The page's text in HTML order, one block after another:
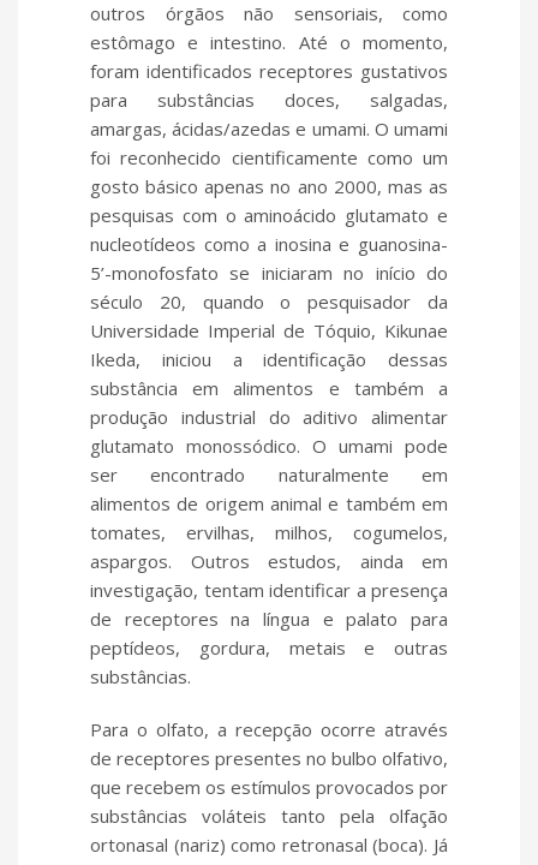
outros órgãos não sensoriais, como
estômago e intestino. Até o momento,
foram identificados receptores gustativos
para substâncias doces, salgadas,
amargas, ácidas/azedas e umami. O umami
foi reconhecido cientificamente como um
gosto básico apenas no ano 2000, mas as
pesquisas com o aminoácido glutamato e
nucleotídeos como a inosina e guanosina-
5’-monofosfato se iniciaram no início do
século 20, quando o pesquisador da
Universidade Imperial de Tóquio, Kikunae
Ikeda, iniciou a identificação dessas
substância em alimentos e também a
produção industrial do aditivo alimentar
glutamato monossódico. O umami pode
ser encontrado naturalmente em
alimentos de origem animal e também em
tomates, ervilhas, milhos, cogumelos,
aspargos. Outros estudos, ainda em
investigação, tentam identificar a presença
de receptores na língua e palato para
peptídeos, gordura, metais e outras
substâncias.
Para o olfato, a recepção ocorre através
de receptores presentes no bulbo olfativo,
que recebem os estímulos provocados por
substâncias voláteis tanto pela olfação
ortonasal (nariz) como retronasal (boca). Já